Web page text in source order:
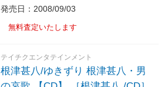
発売日：2008/09/03
無料査定いたします
テイチクエンタテインメント
根津甚八/ゆきずり 根津甚八・男